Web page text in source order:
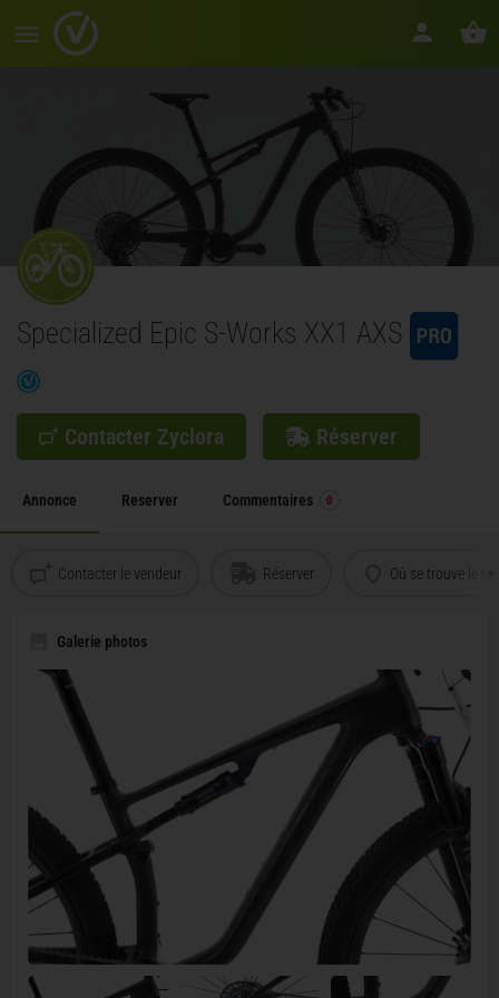
Specialized Epic S-Works XX1 AXS
Contacter Zyclora Réserver
Annonce Reserver Commentaires 0
Contacter le vendeur Réserver Où se trouve le
Galerie photos